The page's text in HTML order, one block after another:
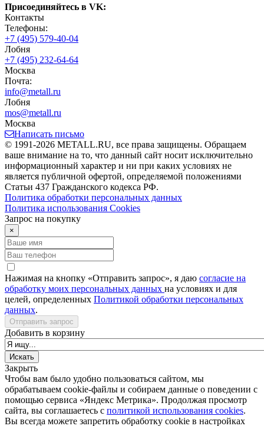
Присоединяйтесь в VK:
Контакты
Телефоны:
+7 (495) 579-40-04
Лобня
+7 (495) 232-64-64
Москва
Почта:
info@metall.ru
Лобня
mos@metall.ru
Москва
Написать письмо
© 1991-2026 METALL.RU, все права защищены. Обращаем
ваше внимание на то, что данный сайт носит исключительно
информационный характер и ни при каких условиях не
является публичной офертой, определяемой положениями
Статьи 437 Гражданского кодекса РФ.
Политика обработки персональных данных
Политика использования Сookies
Запрос на покупку
×
Нажимая на кнопку «Отправить запрос», я даю согласие на
обработку моих персональных данных на условиях и для
целей, определенных Политикой обработки персональных
данных.
Отправить запрос
Добавить в корзину
Закрыть
Чтобы вам было удобно пользоваться сайтом, мы
обрабатываем cookie-файлы и собираем данные о поведении с
помощью сервиса «Яндекс Метрика». Продолжая просмотр
сайта, вы соглашаетесь с политикой использования cookies.
Вы всегда можете запретить обработку cookie в настройках